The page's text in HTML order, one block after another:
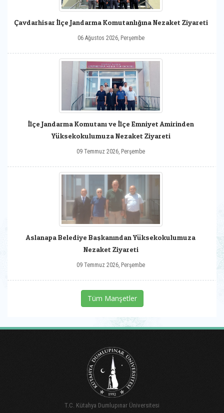
Çavdarhisar İlçe Jandarma Komutanlığına Nezaket Ziyareti
06 Ağustos 2026, Perşembe
İlçe Jandarma Komutanı ve İlçe Emniyet Amirinden
Yüksekokulumuza Nezaket Ziyareti
09 Temmuz 2026, Perşembe
Aslanapa Belediye Başkanından Yüksekokulumuza
Nezaket Ziyareti
09 Temmuz 2026, Perşembe
Tüm Manşetler
T.C. Kütahya Dumlupınar Üniversitesi